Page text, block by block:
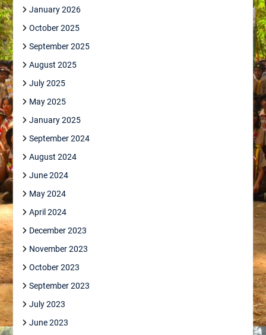
January 2026
October 2025
September 2025
August 2025
July 2025
May 2025
January 2025
September 2024
August 2024
June 2024
May 2024
April 2024
December 2023
November 2023
October 2023
September 2023
July 2023
June 2023